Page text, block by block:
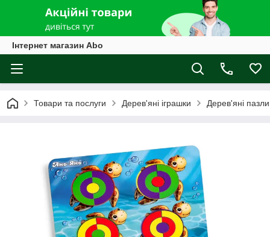
Інтернет магазин Abo
Товари та послуги Дерев'яні іграшки Дерев'яні